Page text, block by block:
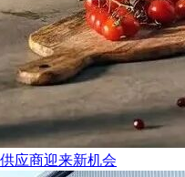
应商迎来新机会